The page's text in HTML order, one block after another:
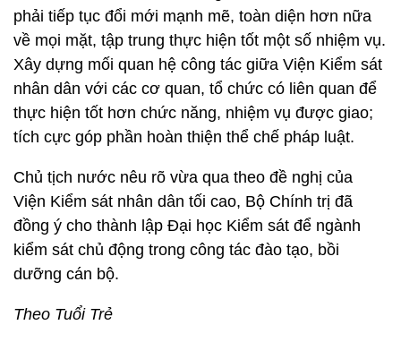
phải tiếp tục đổi mới mạnh mẽ, toàn diện hơn nữa
về mọi mặt, tập trung thực hiện tốt một số nhiệm vụ.
Xây dựng mối quan hệ công tác giữa Viện Kiểm sát
nhân dân với các cơ quan, tổ chức có liên quan để
thực hiện tốt hơn chức năng, nhiệm vụ được giao;
tích cực góp phần hoàn thiện thể chế pháp luật.
Chủ tịch nước nêu rõ vừa qua theo đề nghị của
Viện Kiểm sát nhân dân tối cao, Bộ Chính trị đã
đồng ý cho thành lập Đại học Kiểm sát để ngành
kiểm sát chủ động trong công tác đào tạo, bồi
dưỡng cán bộ.
Theo Tuổi Trẻ